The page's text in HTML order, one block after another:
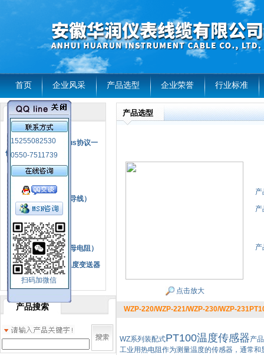
首页 企业风采 产品选型 企业荣誉 行业标准
15255082530
0550-7511739
扫码加微信
产品列表
风电温度传感器
RS485通讯modbus协议一
体化现场智能仪表
热电偶
热电偶补偿电缆（导线）
振动传感器
热电阻
铂热电阻元件（云母电阻）
SBW系列一体化温度变送器
双金属温度计
产品搜索
产品选型
点击放大
产
产
产
WZP-220/WZP-221/WZP-230/WZP-
WZ系列装配式PT100温度传感器产
工业用热电阻作为测量温度的传感器，通常